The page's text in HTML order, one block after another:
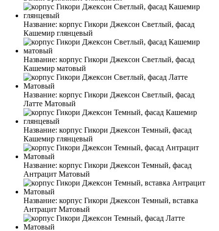
Название: корпус Гикори Джексон Светлый, фасад
Кашемир глянцевый
Название: корпус Гикори Джексон Светлый, фасад
Кашемир матовый
Название: корпус Гикори Джексон Светлый, фасад
Латте Матовый
Название: корпус Гикори Джексон Темный, фасад
Кашемир глянцевый
Название: корпус Гикори Джексон Темный, фасад
Антрацит Матовый
Название: корпус Гикори Джексон Темный, вставка
Антрацит Матовый